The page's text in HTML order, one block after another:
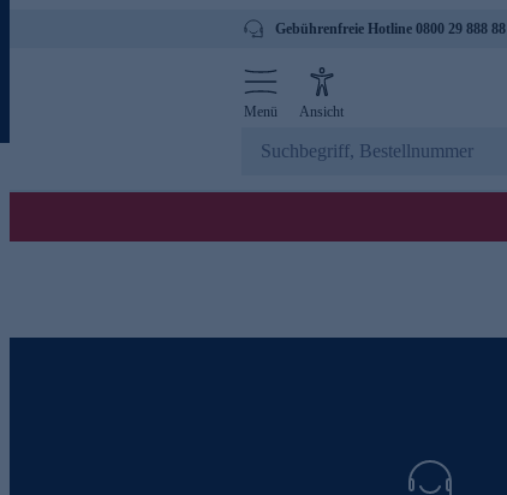
Gebührenfreie Hotline 0800 29 888 88
Menü Ansicht